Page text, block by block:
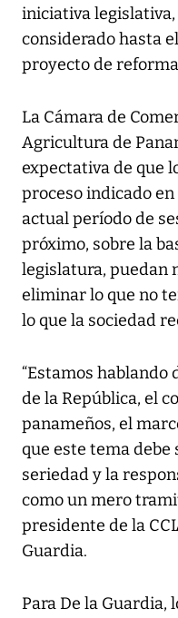
iniciativa legislativa,
considerado hasta
proyecto de
La Cámara de
Agricultura de
expectativa de que
proceso indicado
actual período de
próximo, sobre la
legislatura, puedan
eliminar lo que no
lo que la sociedad
“Estamos hablando
de la República, el
panameños, el
que este tema debe
seriedad y la
como un mero
presidente de la
Guardia.
Para De la Guardia,